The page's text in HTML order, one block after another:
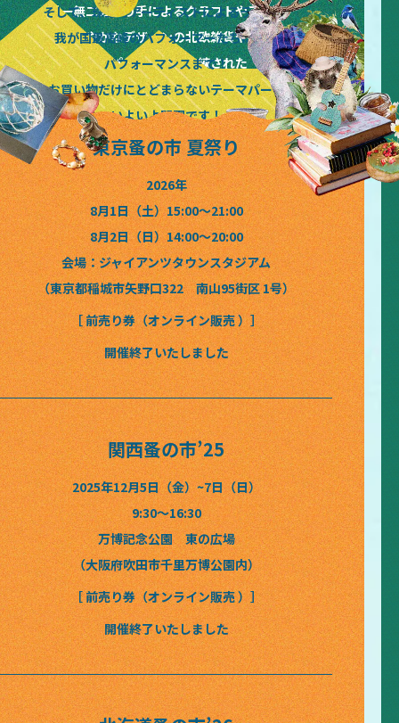
唯一無二の作り手によるクラフトやアート
晴れやかなデザインの北欧雑貨や花々
味もパッケージも洗練された
絶品フードやドリンクなど
そして、珠玉のアーティストによるライブと
我が国最高峰のパフォーマーたちによる
パフォーマンスまで！
お買い物だけにとどまらないテーマパーク
いよいよ開園です！
東京蚤の市 夏祭り
2026年
8月1日（土）15:00〜21:00
8月2日（日）14:00〜20:00
会場：ジャイアンツタウンスタジアム
（東京都稲城市矢野口322 南山95街区 1号）
［ 前売り券（オンライン販売 ）］
開催終了いたしました
関西蚤の市’25
2025年12月5日（金）~7日（日）
9:30〜16:30
万博記念公園 東の広場
（大阪府吹田市千里万博公園内）
［ 前売り券（オンライン販売 ）］
開催終了いたしました